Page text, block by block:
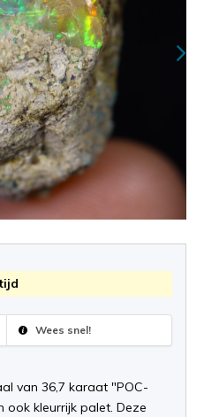
Wees snel!
van 36,7 karaat "POC-
ook kleurrijk palet. Deze